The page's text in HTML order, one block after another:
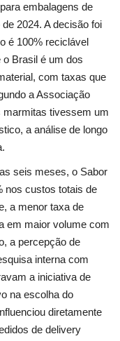
embalagens de
2024. A decisão foi
é 100% reciclável
o Brasil é um dos
com taxas que
a Associação
marmitas tivessem um
a análise de longo
seis meses, o Sabor
nos custos totais de
a menor taxa de
em maior volume com
a percepção de
interna com
a iniciativa de
na escolha do
diretamente
de delivery